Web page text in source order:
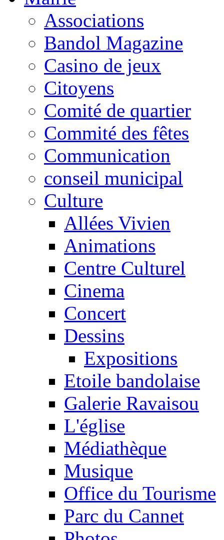
Associations
Bandol Magazine
Casino de jeux
Citoyens
Comité de quartier
Commité des fêtes
Communication
conseil municipal
Culture
Allées Vivien
Animations
Centre Culturel
Cinema
Concert
Dessins
Expositions
Etoile bandolaise
Galerie Ravaisou
L'église
Médiathèque
Musique
Office du Tourisme
Parc du Cannet